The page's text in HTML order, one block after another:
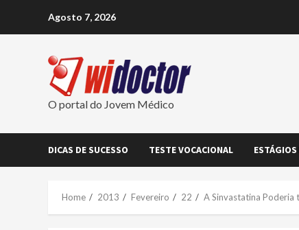
Agosto 7, 2026
O portal do Jovem Médico
DICAS DE SUCESSO TESTE VOCACIONAL
Home 2013 Fevereiro 22 A Sinvastatina Poderia